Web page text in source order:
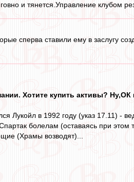
и тянется.Управление клубом
сперва ставили ему в заслугу
Хотите купить активы?
Лукойл в 1992 году (указ 17.11) -
болелам (оставаясь при этом
(Храмы возводят)...